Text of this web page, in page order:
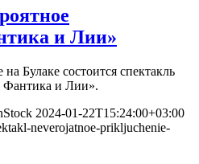
и Лии»
Булаке состоится спектакль
Фантика и Лии».
2024-01-22T15:24:00+03:00
neverojatnoe-prikljuchenie-